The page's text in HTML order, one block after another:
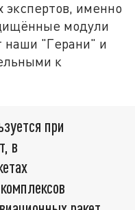
именно
модули
наши "Герани" и
к
при
в